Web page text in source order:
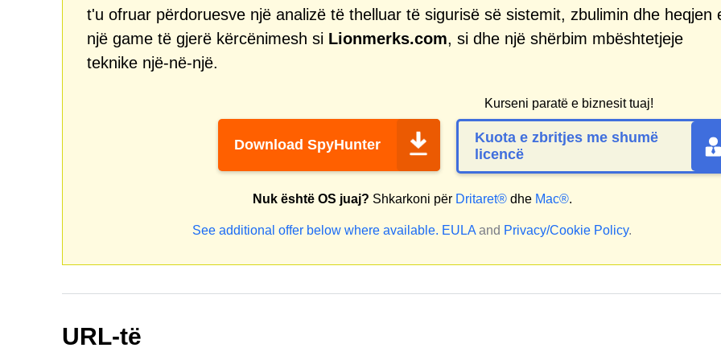
t'u ofruar përdoruesve një analizë të thelluar të sigurisë së sistemit, zbulimin dhe heqjen
një game të gjerë kërcënimesh si Lionmerks.com, si dhe një shërbim mbështetjeje
teknike një-në-një.
Download SpyHunter
Kurseni paratë e biznesit tuaj!
Kuota e zbritjes me shumë
licencë
Nuk është OS juaj? Shkarkoni për Dritaret®dhe Mac®.
See additional offer below where available. EULA and Privacy/Cookie Policy.
URL-të